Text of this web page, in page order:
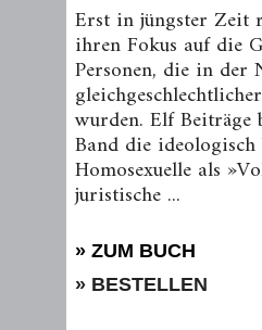
Erst in jüngster Zeit
ihren Fokus auf die
Personen, die in der
wurden. Elf Beiträge
Band die
Homosexuelle als
juristische ...
» ZUM BUCH
» BESTELLEN